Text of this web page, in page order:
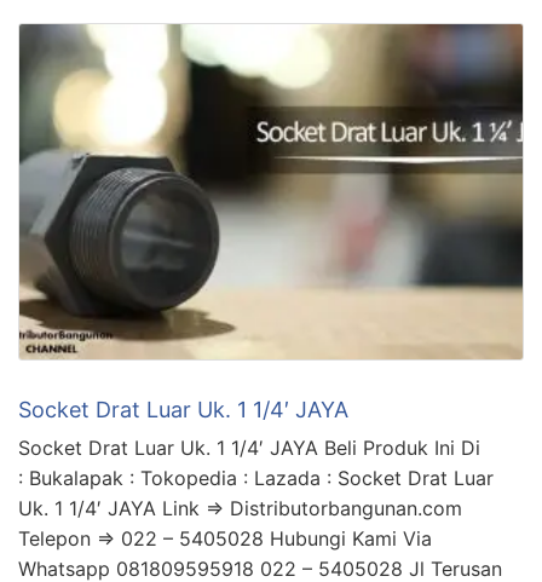
Socket Drat Luar Uk. 1 1/4′ JAYA
Socket Drat Luar Uk. 1 1/4′ JAYA Beli Produk Ini Di
: Bukalapak : Tokopedia : Lazada : Socket Drat Luar
Uk. 1 1/4′ JAYA Link => Distributorbangunan.com
Telepon => 022 – 5405028 Hubungi Kami Via
Whatsapp 081809595918 022 – 5405028 Jl Terusan